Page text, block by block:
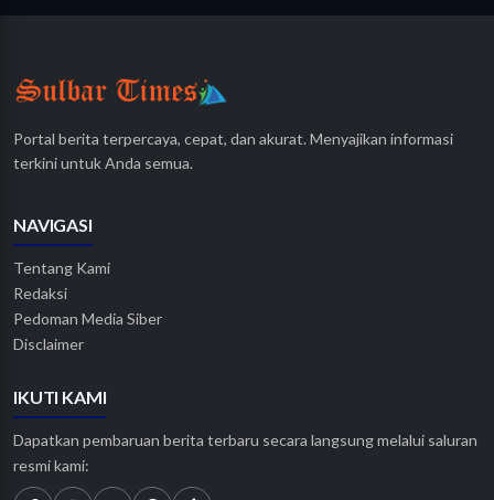
Portal berita terpercaya, cepat, dan akurat. Menyajikan informasi
terkini untuk Anda semua.
NAVIGASI
Tentang Kami
Redaksi
Pedoman Media Siber
Disclaimer
IKUTI KAMI
Dapatkan pembaruan berita terbaru secara langsung melalui saluran
resmi kami: